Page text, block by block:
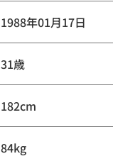
1988年01月17日
31歳
182cm
84kg